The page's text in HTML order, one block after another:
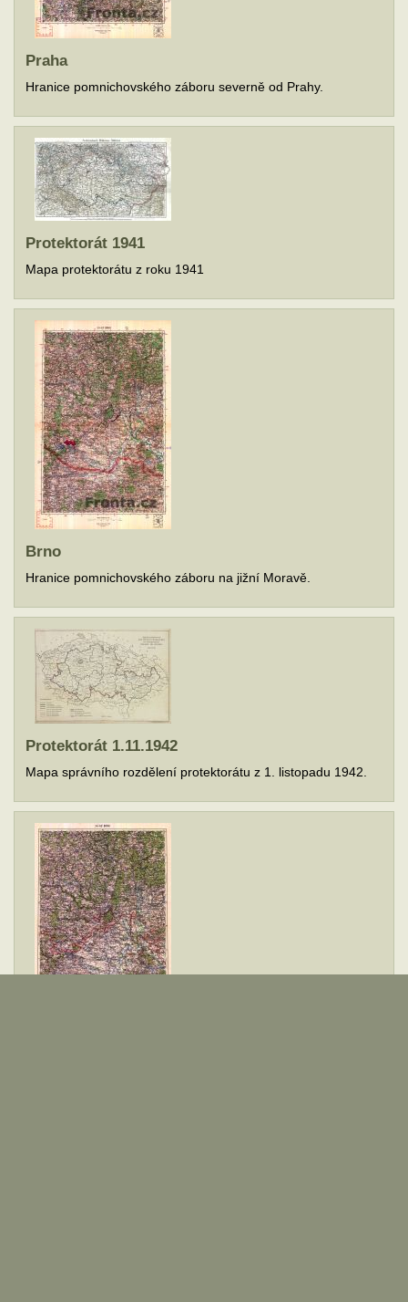
Praha
Hranice pomnichovského záboru severně od Prahy.
Protektorát 1941
Mapa protektorátu z roku 1941
Brno
Hranice pomnichovského záboru na jižní Moravě.
Protektorát 1.11.1942
Mapa správního rozdělení protektorátu z 1. listopadu 1942.